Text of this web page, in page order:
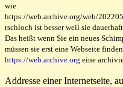
wie
https://web.archive.org/web/
rschloch ist besser weil sie
Das heißt wenn Sie ein neues
müssen sie erst eine Webseite
https://web.archive.org eine
Addresse einer Internetseite,